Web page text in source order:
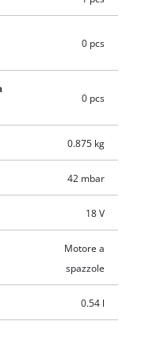
della serie Power
e un solo
batteria e senza
0 pcs
0 pcs
0.875 kg
42 mbar
18 V
Motore a
spazzole
0.54 l